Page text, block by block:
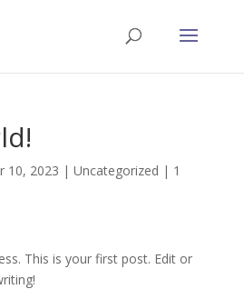
10, 2023 | Uncategorized | 1
This is your first post. Edit or